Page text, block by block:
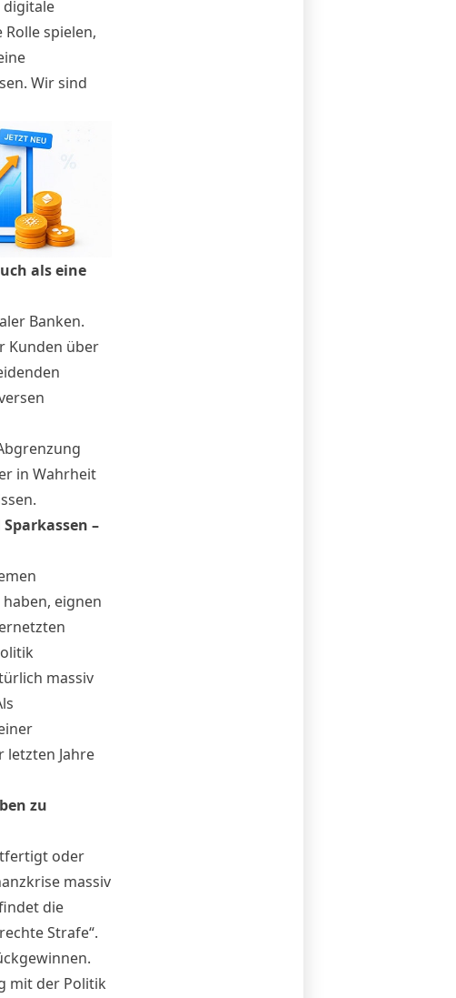
digitale
spielen,
Wir sind
als eine
Banken.
Kunden über
in Wahrheit
–
eignen
massiv
letzten Jahre
zu
oder
massiv
die
Strafe“.
mit der Politik